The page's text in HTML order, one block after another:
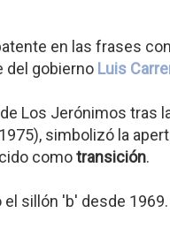
en las frases
del gobierno Luis
Los Jerónimos tras
simbolizó la
comotransición.
el sillón 'b' desde 1969.